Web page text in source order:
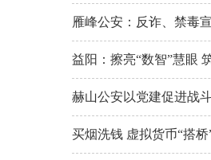
雁峰公安：反诈、禁毒
益阳：擦亮“数智”慧眼
赫山公安以党建促进战
买烟洗钱 虚拟货币“搭